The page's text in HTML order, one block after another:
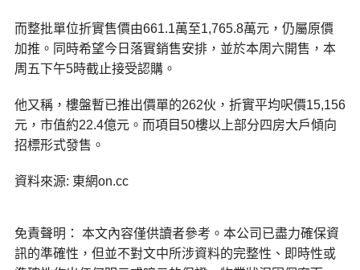
而整批單位折實售價由661.1萬至1,765.8萬元，仍屬原價
加推。同時希望今日落實銷售安排，並於本周六開售，本
周五下午5時截止接受認購。
他又稱，樓盤暫已推出價單的262伙，折實平均呎價15,156
元，市值約22.4億元。而項目50樓以上部分四房大戶傾向
招標形式發售。
資料來源: 東網on.cc
免責聲明： 本文內容僅供讀者參考。本公司已盡力確保資
訊的準確性，但並不對文中所涉資料的完整性、即時性或